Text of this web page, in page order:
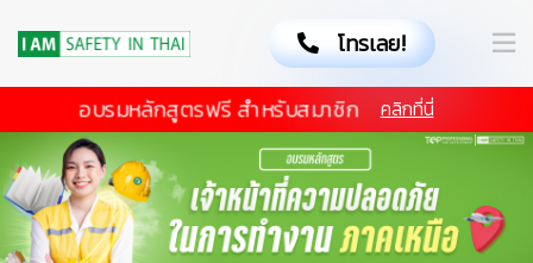
โทรเลย!
อบรมหลักสูตรฟรี สำหรับสมาชิก คลิกที่นี่